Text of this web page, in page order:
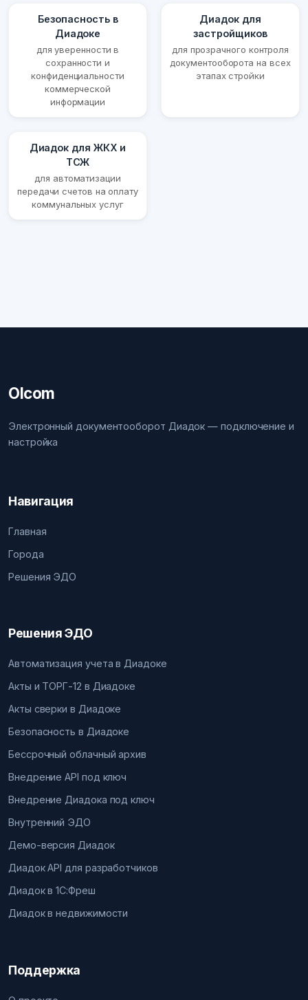
Безопасность в
Диадоке
для уверенности в
сохранности и
конфиденциальности
коммерческой
информации
Диадок для
застройщиков
для прозрачного контроля
документооборота на всех
этапах стройки
Диадок для ЖКХ и
ТСЖ
для автоматизации
передачи счетов на оплату
коммунальных услуг
Olcom
Электронный документооборот Диадок — подключение и
настройка
Навигация
Главная
Города
Решения ЭДО
Решения ЭДО
Автоматизация учета в Диадоке
Акты и ТОРГ-12 в Диадоке
Акты сверки в Диадоке
Безопасность в Диадоке
Бессрочный облачный архив
Внедрение API под ключ
Внедрение Диадока под ключ
Внутренний ЭДО
Демо-версия Диадок
Диадок API для разработчиков
Диадок в 1С:Фреш
Диадок в недвижимости
Поддержка